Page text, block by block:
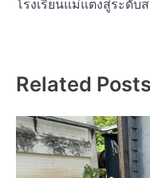
โรงเรียนแม่แตงสู่ระดับ
Related Posts